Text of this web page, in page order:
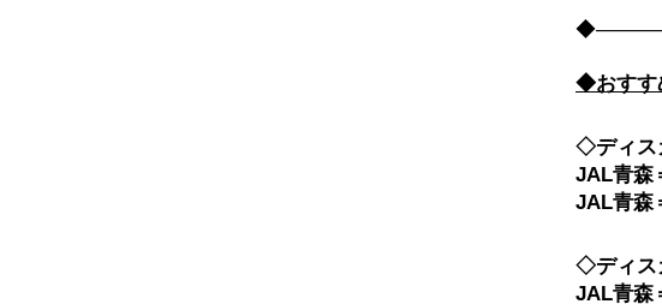
◆おすす
◇ディス
JAL青森
JAL青森
◇ディス
JAL青森